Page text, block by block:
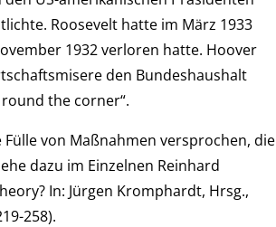
Roosevelt hatte im März 1933
1932 verloren hatte. Hoover
den Bundeshaushalt
the corner“.
von Maßnahmen versprochen, die
dazu im Einzelnen Reinhard
In: Jürgen Kromphardt, Hrsg.,
258).